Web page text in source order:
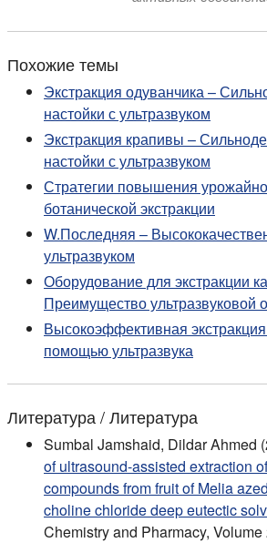
Похожие темы
Экстракция одуванчика –
настойки с ультразвуком
Экстракция крапивы –
настойки с ультразвуком
Стратегии повышения
ботанической экстракции
W.Последняя –
ультразвуком
Оборудование для экстракции
Преимущество ультразвуковой
Высокоэффективная
помощью ультразвука
Литература / Литература
Sumbal Jamshaid, Dildar Ahmed
of ultrasound-assisted extraction
compounds from fruit of Melia
choline chloride deep eutectic
Chemistry and Pharmacy, Volume